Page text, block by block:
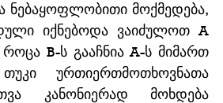
ნებაყოფლობითი მოქმედება,
იქნებოდა ვაიძულოთ A
B-ს გააჩნია A-ს მიმართ
ურთიერთმოთხოვნათა
კანონიერად მოხდება